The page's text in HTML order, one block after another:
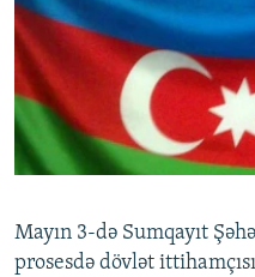
VIDEO
FOTOQALEREYA
İNFOQRAFIKA
KARIKATURA
RADIO ARXIV
OXU ZALI
AZƏRBAYCAN ƏDƏBIYYATI
İSLAM VƏ DEMOKRATIYA
HAQQIMIZDA
MISSIYAMIZ
PEŞƏ ETIKASI VƏ JURNALISTIKA
AZADLIQRADIOSU MOBIL
BIZI IZLƏ
RFE/RL-in bütün saytları
Mayın 3-də Sumqayıt
prosesdə dövlət